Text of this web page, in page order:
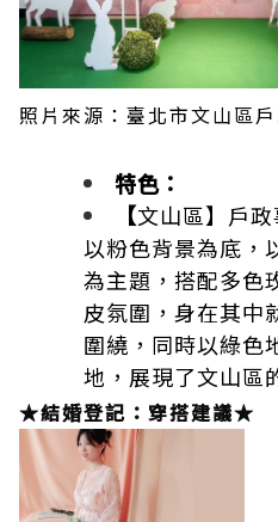
照片來源：臺北市文山區
特色：
【文山區】戶政
以粉色背景為底，
為主題，搭配多色
皮氛圍，身在其中
圍繞，同時以綠色
地，展現了文山區
★結婚登記：穿搭建議★